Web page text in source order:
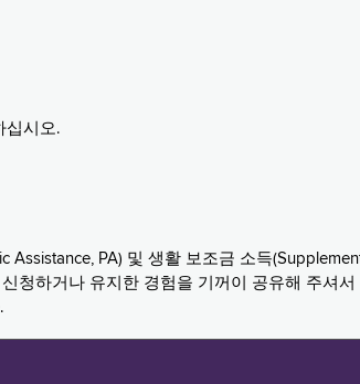
십시오.
PA) 및 생활 보조금 소득
청하거나 유지한 경험을 기꺼이 공유해 주셔